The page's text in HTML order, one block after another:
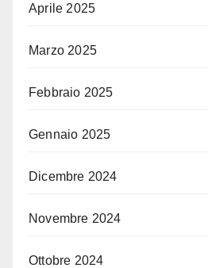
Aprile 2025
Marzo 2025
Febbraio 2025
Gennaio 2025
Dicembre 2024
Novembre 2024
Ottobre 2024